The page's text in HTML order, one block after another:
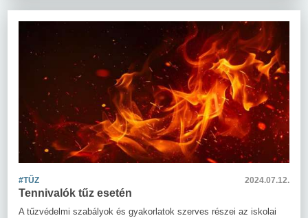
#TŰZ 2024.07.12.
Tennivalók tűz esetén
A tűzvédelmi szabályok és gyakorlatok szerves részei az iskolai